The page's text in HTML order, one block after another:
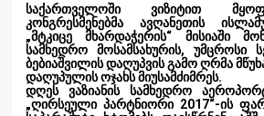
საქართველოში ვიზიტით
კონგრესმენებმა ავღანეთის
„მტკიცე მხარდაჭერის“ მისიაში
სამხედრო მოსამსახურის, უმცროსი
ბებიაშვილის დაღუპვის გამო ღრმა
დაღუპულის ოჯახს მიუსამძიმრეს.
დღეს ვაზიანის სამხედრო
„ღირსეული პარტნიორი 2017“-ის